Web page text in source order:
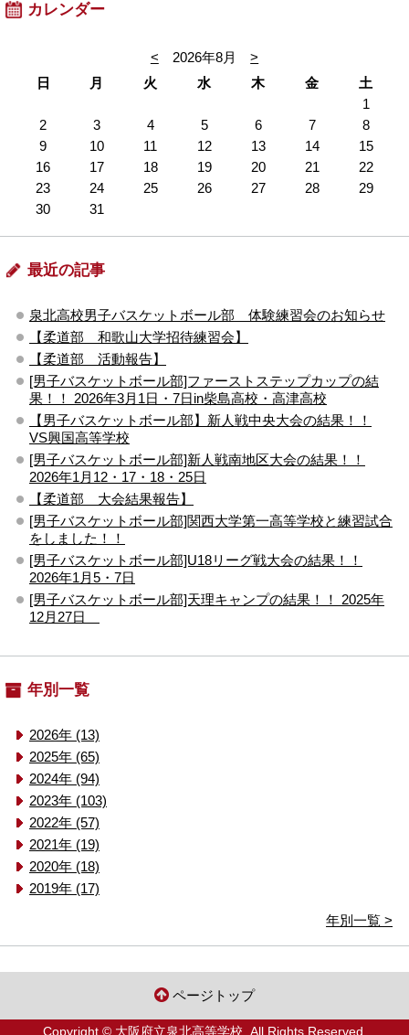
カレンダー
< 2026年8月
>
日
月 火 水 木 金
土
1
2
3 4 5 6 7
8
9
10 11 12 13 14
15
16
17 18 19 20 21
22
23
24 25 26 27 28
29
30
31
最近の記事
泉北高校男子バスケットボール部 体験練習会のお知らせ
【柔道部 和歌山大学招待練習会】
【柔道部 活動報告】
[男子バスケットボール部]ファーストステップカップの結
果！！ 2026年3月1日・7日in柴島高校・高津高校
【男子バスケットボール部】新人戦中央大会の結果！！
VS興国高等学校
[男子バスケットボール部]新人戦南地区大会の結果！！
2026年1月12・17・18・25日
【柔道部 大会結果報告】
[男子バスケットボール部]関西大学第一高等学校と練習試合
をしました！！
[男子バスケットボール部]U18リーグ戦大会の結果！！
2026年1月5・7日
[男子バスケットボール部]天理キャンプの結果！！ 2025年
12月27日
年別一覧
2026年 (13)
2025年 (65)
2024年 (94)
2023年 (103)
2022年 (57)
2021年 (19)
2020年 (18)
2019年 (17)
年別一覧 >
ページトップ
Copyright © 大阪府立泉北高等学校. All Rights Reserved.